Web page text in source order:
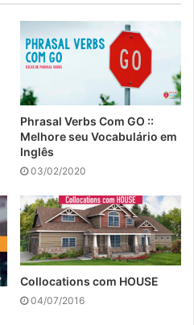
Phrasal Verbs Com GO ::
Melhore seu Vocabulário em
Inglês
03/02/2020
Collocations com HOUSE
04/07/2016